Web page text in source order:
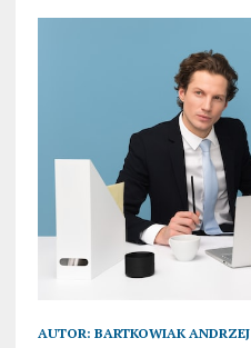
AUTOR: BARTKOWIAK ANDRZEJ